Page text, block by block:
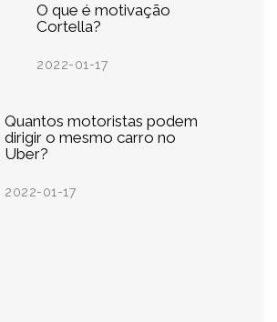
O que é motivação
Cortella?
2022-01-17
Quantos motoristas podem
dirigir o mesmo carro no
Uber?
2022-01-17